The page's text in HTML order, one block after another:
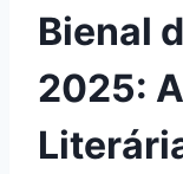
Bienal
2025: